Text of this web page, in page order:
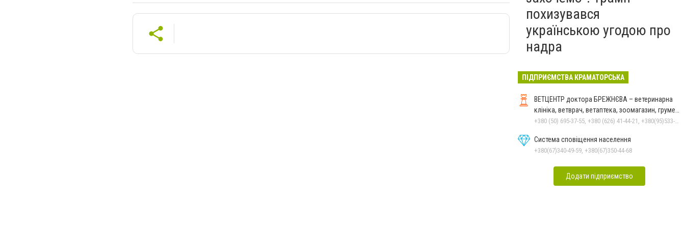
похизувався
українською угодою про
надра
ПІДПРИЄМСТВА КРАМАТОРСЬКА
ВЕТЦЕНТР доктора БРЕЖНЄВА – ветеринарна
клініка, ветврач, ветаптека, зоомагазин, грумер,
стрижки.
+380 (50) 695-37-55, +380 (626) 41-44-21, +380(95)533-90-03
Система сповіщення населення
+380(67)340-49-59, +380(67)350-44-68
Додати підприємство